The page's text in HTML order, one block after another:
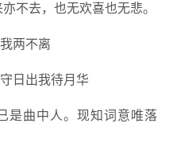
不去，也无欢喜也无悲。
两不离
日出我待月华
是曲中人。现知词意唯落